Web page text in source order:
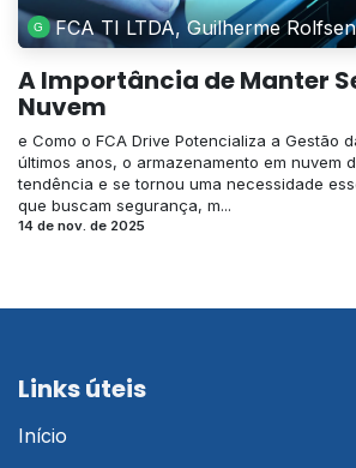
FCA TI LTDA, Guilherme
A Importância de Manter
Nuvem
e Como o FCA Drive Potencializa a Gestão
últimos anos, o armazenamento em nuvem
tendência e se tornou uma necessidade
que buscam segurança, m...
14 de nov. de 2025
Links úteis
Início